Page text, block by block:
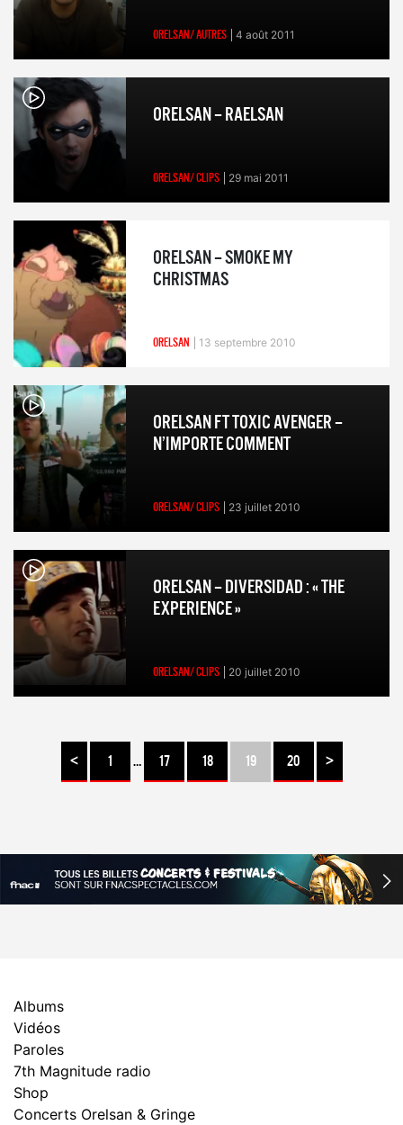
ORELSAN/ AUTRES 4 août 2011
ORELSAN – RAELSAN
ORELSAN/ CLIPS 29 mai 2011
ORELSAN – SMOKE MY
CHRISTMAS
ORELSAN 13 septembre 2010
ORELSAN FT TOXIC AVENGER –
N’IMPORTE COMMENT
ORELSAN/ CLIPS 23 juillet 2010
ORELSAN – DIVERSIDAD : « THE
EXPERIENCE »
ORELSAN/ CLIPS 20 juillet 2010
< 1 … 17 18 19 20 >
Albums
Vidéos
Paroles
7th Magnitude radio
Shop
Concerts Orelsan & Gringe